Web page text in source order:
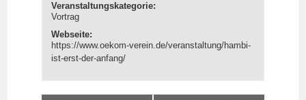
Veranstaltungskategorie:
Vortrag
Webseite:
https://www.oekom-verein.de/veranstaltung/hambi-
ist-erst-der-anfang/